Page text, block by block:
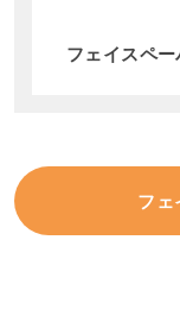
フェイスペ
フェ